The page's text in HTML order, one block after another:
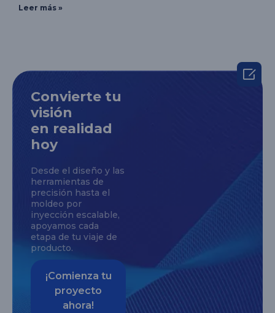
Leer más »
Convierte tu
visión
en realidad
hoy
Desde el diseño y las
herramientas de
precisión hasta el
moldeo por
inyección escalable,
apoyamos cada
etapa de tu viaje de
producto.
¡Comienza tu
proyecto
ahora!
